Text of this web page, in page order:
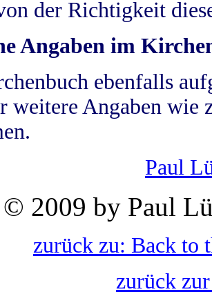
der Richtigkeit
Angaben im
ebenfalls
weitere Angaben wie
Paul
© 2009 by Paul
zurück zu: Back to
zurück